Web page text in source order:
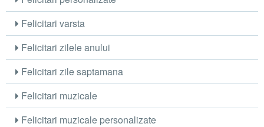
Felicitari varsta
Felicitari zilele anului
Felicitari zile saptamana
Felicitari muzicale
Felicitari muzicale personalizate